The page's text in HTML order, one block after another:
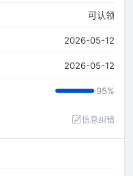
可认领
2026-05-12
2026-05-12
95%
信息纠错